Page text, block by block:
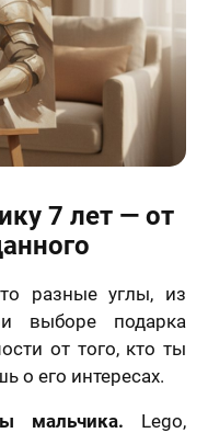
7 лет — от
разные углы, из
выборе подарка
от того, кто ты
о его интересах.
мальчика. Lego,